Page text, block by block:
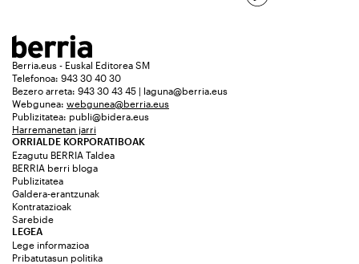
Berria.eus - Euskal Editorea SM
Telefonoa: 943 30 40 30
Bezero arreta: 943 30 43 45 | laguna@berria.eus
Webgunea: webgunea@berria.eus
Publizitatea: publi@bidera.eus
Harremanetan jarri
ORRIALDE KORPORATIBOAK
Ezagutu BERRIA Taldea
BERRIA berri bloga
Publizitatea
Galdera-erantzunak
Kontratazioak
Sarebide
LEGEA
Lege informazioa
Pribatutasun politika